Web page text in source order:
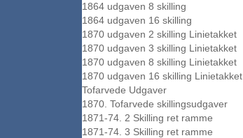
1864 udgaven 8 skilling
1864 udgaven 16 skilling
1870 udgaven 2 skilling Linietakket
1870 udgaven 3 skilling Linietakket
1870 udgaven 8 skilling Linietakket
1870 udgaven 16 skilling Linietakket
Tofarvede Udgaver
1870. Tofarvede skillingsudgaver
1871-74. 2 Skilling ret ramme
1871-74. 3 Skilling ret ramme